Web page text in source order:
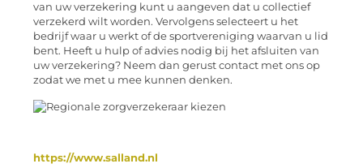
van uw verzekering kunt u aangeven dat u collectief
verzekerd wilt worden. Vervolgens selecteert u het
bedrijf waar u werkt of de sportvereniging waarvan u lid
bent. Heeft u hulp of advies nodig bij het afsluiten van
uw verzekering? Neem dan gerust contact met ons op
zodat we met u mee kunnen denken.
https://www.salland.nl